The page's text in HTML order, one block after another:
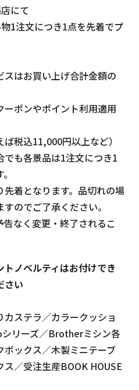
にて
1注文につき1点を先着でプ
はお買い上げ合計金額の
ポンやポイント利用適用
税込11,000円以上など）
も各景品は1注文につき1
着となります。品切れの場
のでご了承ください。
なく変更・終了されるこ
ノベルティはお付けでき
さい
ステラ／カラークッショ
リーズ／Brotherミシン各
ックス／木製ミニテーブ
／受注生産BOOK HOUSE